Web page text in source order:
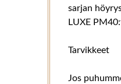
sarjan
LUXE
Tarvikkeet
Jos